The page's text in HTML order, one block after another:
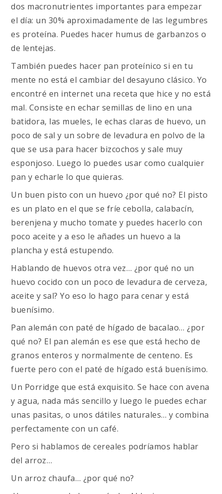
dos macronutrientes importantes para empezar
el día: un 30% aproximadamente de las legumbres
es proteína. Puedes hacer humus de garbanzos o
de lentejas.
También puedes hacer pan proteínico si en tu
mente no está el cambiar del desayuno clásico. Yo
encontré en internet una receta que hice y no está
mal. Consiste en echar semillas de lino en una
batidora, las mueles, le echas claras de huevo, un
poco de sal y un sobre de levadura en polvo de la
que se usa para hacer bizcochos y sale muy
esponjoso. Luego lo puedes usar como cualquier
pan y echarle lo que quieras.
Un buen pisto con un huevo ¿por qué no? El pisto
es un plato en el que se fríe cebolla, calabacín,
berenjena y mucho tomate y puedes hacerlo con
poco aceite y a eso le añades un huevo a la
plancha y está estupendo.
Hablando de huevos otra vez… ¿por qué no un
huevo cocido con un poco de levadura de cerveza,
aceite y sal? Yo eso lo hago para cenar y está
buenísimo.
Pan alemán con paté de hígado de bacalao… ¿por
qué no? El pan alemán es ese que está hecho de
granos enteros y normalmente de centeno. Es
fuerte pero con el paté de hígado está buenísimo.
Un Porridge que está exquisito. Se hace con avena
y agua, nada más sencillo y luego le puedes echar
unas pasitas, o unos dátiles naturales… y combina
perfectamente con un café.
Pero si hablamos de cereales podríamos hablar
del arroz…
Un arroz chaufa… ¿por qué no?